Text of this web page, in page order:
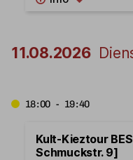
11.08.2026
18:00 - 19:40
Kult-Kieztour
Schmuckstr. 9]